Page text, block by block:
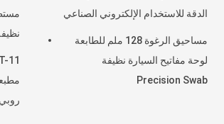
الدقة للاستخدام الإلكتروني الصناعي
مساحيق الرغوة 128 ملم للطابعة
لوحة مفاتيح السيارة نظيفة
Precision Swab